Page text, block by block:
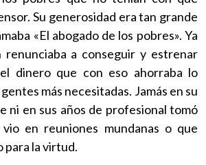
Su generosidad era tan grande
«El abogado de los pobres». Ya
renunciaba a conseguir y estrenar
dinero que con eso ahorraba lo
más necesitadas. Jamás en su
ni en sus años de profesional tomó
en reuniones mundanas o que
la virtud.